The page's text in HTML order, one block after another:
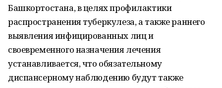
Башкортостана, в целях профилактики
распространения туберкулеза, а также раннего
выявления инфицированных лиц и
своевременного назначения лечения
устанавливается, что обязательному
диспансерному наблюдению будут также